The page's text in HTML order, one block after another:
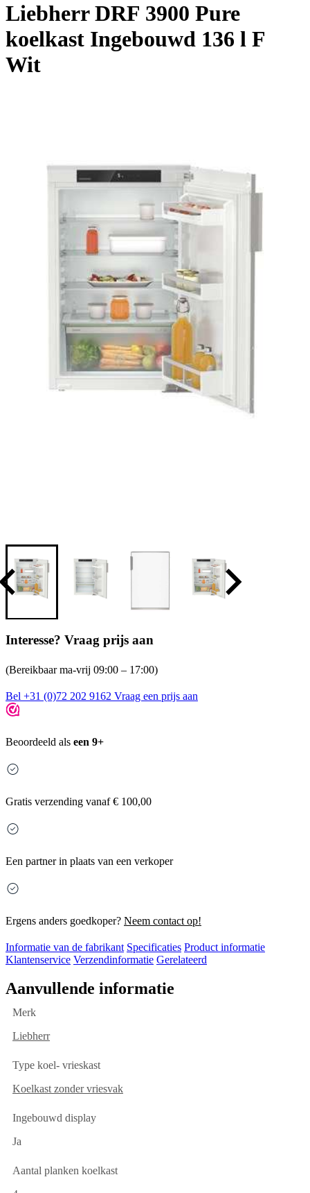
Liebherr DRF 3900 Pure
koelkast Ingebouwd 136 l F
Wit
Interesse? Vraag prijs aan
(Bereikbaar ma-vrij 09:00 – 17:00)
Bel +31 (0)72 202 9162 Vraag een prijs aan
Beoordeeld als een 9+
Gratis verzending vanaf € 100,00
Een partner in plaats van een verkoper
Ergens anders goedkoper? Neem contact op!
Informatie van de fabrikant Specificaties Product informatie
Klantenservice Verzendinformatie Gerelateerd
Aanvullende informatie
Merk
Liebherr
Type koel- vrieskast
Koelkast zonder vriesvak
Ingebouwd display
Ja
Aantal planken koelkast